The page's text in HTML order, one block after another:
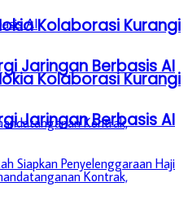
Kolaborasi Kurangi
Jaringan Berbasis AI
Kolaborasi Kurangi
Jaringan Berbasis AI